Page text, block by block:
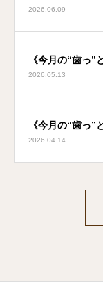
2026.06.09
《今月の“歯っ”
2026.05.13
《今月の“歯っ”
2026.04.14